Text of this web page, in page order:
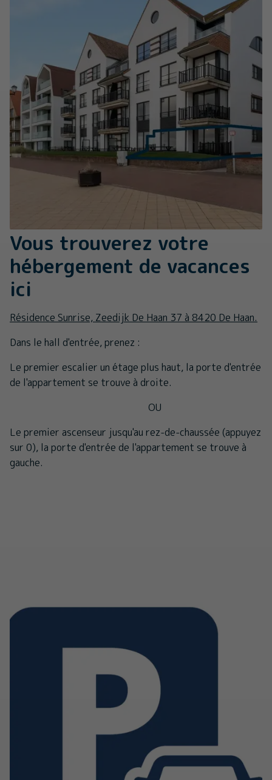
Vous trouverez votre
hébergement de vacances
ici
Résidence Sunrise, Zeedijk De Haan 37 à 8420 De Haan.
Dans le hall d'entrée, prenez :
Le premier escalier un étage plus haut, la porte d'entrée
de l'appartement se trouve à droite.
OU
Le premier ascenseur jusqu'au rez-de-chaussée (appuyez
sur 0), la porte d'entrée de l'appartement se trouve à
gauche.